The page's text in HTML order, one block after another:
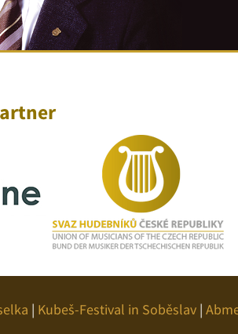
| Kubeš-Festival in Soběslav |